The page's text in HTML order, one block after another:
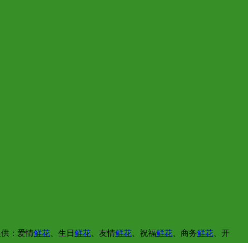
：爱情鲜花 、生日 鲜花 、友情鲜花 、祝福鲜花 、商务鲜花 、开